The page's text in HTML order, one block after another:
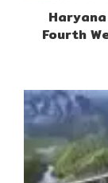
Fourth